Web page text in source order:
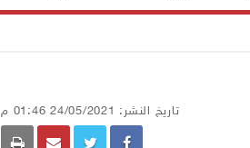
تاريخ النشر: 24/05/2021 01:46 م